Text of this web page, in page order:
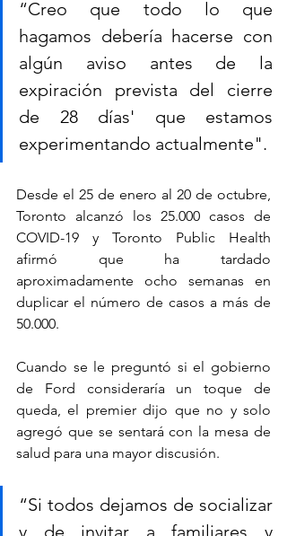
“Creo que todo lo que
hagamos debería hacerse con
algún aviso antes de la
expiración prevista del cierre
de 28 días' que estamos
experimentando actualmente".
Desde el 25 de enero al 20 de octubre,
Toronto alcanzó los 25.000 casos de
COVID-19 y Toronto Public Health
afirmó que ha tardado
aproximadamente ocho semanas en
duplicar el número de casos a más de
50.000.
Cuando se le preguntó si el gobierno
de Ford consideraría un toque de
queda, el premier dijo que no y solo
agregó que se sentará con la mesa de
salud para una mayor discusión.
“Si todos dejamos de socializar
y de invitar a familiares y